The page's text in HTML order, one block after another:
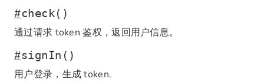
#check()
通过请求 token 鉴权，返回用户信息。
#signIn()
用户登录，生成 token.